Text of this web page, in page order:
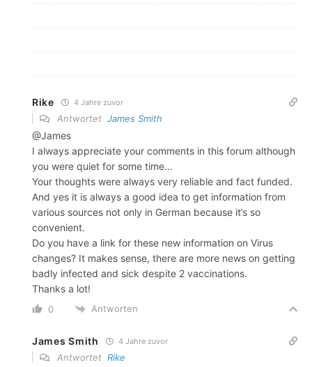
Rike 4 Jahre zuvor
Antwortet James Smith
@James
I always appreciate your comments in this forum although
you were quiet for some time…
Your thoughts were always very reliable and fact funded.
And yes it is always a good idea to get information from
various sources not only in German because it’s so
convenient.
Do you have a link for these new information on Virus
changes? It makes sense, there are more news on getting
badly infected and sick despite 2 vaccinations.
Thanks a lot!
0 Antworten
James Smith 4 Jahre zuvor
Antwortet Rike